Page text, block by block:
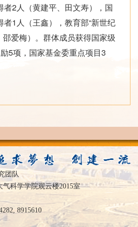
者2人（黄建平、田文寿），国
1人（王鑫），教育部“新世纪
邵爱梅）。群体成员获得国家级
5项，国家基金委重点项目3
团队
科学学院观云楼2015室
8915610